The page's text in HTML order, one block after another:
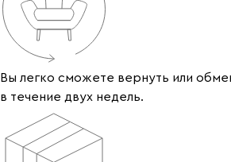
Вы легко сможете вернуть или
в течение двух недель.